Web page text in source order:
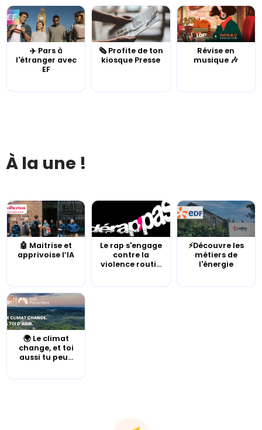
✈️ Pars à
l'étranger avec
EF
🗞️ Profite de ton
kiosque Presse
Révise en
musique 🎶
À la une !
🤖 Maitrise et
apprivoise l’IA
Le rap s'engage
contre la
violence routi...
⚡Découvre les
métiers de
l'énergie
🌍 Le climat
change, et toi
aussi tu peu...